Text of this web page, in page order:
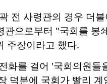
전 사령관의 경우 더
으로부터 "국회를
주장이라고 했다.
화를 걸어 '국회의원
덕분에 국회가 빨리